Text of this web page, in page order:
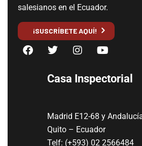
salesianos en el Ecuador.
¡SUSCRÍBETE AQUÍ!
Casa Inspectorial
Madrid E12-68 y
Quito – Ecuador
Telf: (+593) 02 2566484